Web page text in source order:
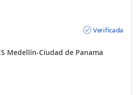
Verificada
Medellín-Ciudad de Panama